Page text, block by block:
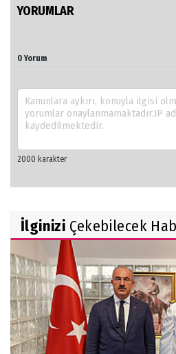
YORUMLAR
0 Yorum
İlginizi Çekebilecek